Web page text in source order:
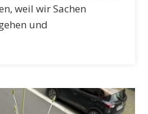
weil wir Sachen
und